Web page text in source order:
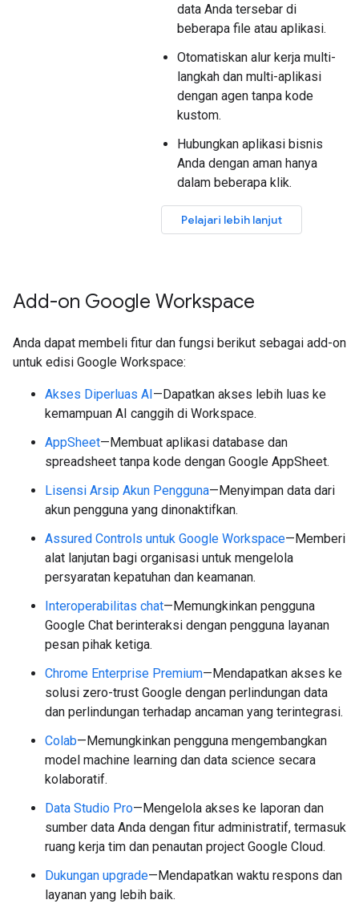
data Anda tersebar di
beberapa file atau aplikasi.
Otomatiskan alur kerja multi-
langkah dan multi-aplikasi
dengan agen tanpa kode
kustom.
Hubungkan aplikasi bisnis
Anda dengan aman hanya
dalam beberapa klik.
Pelajari lebih lanjut
Add-on Google Workspace
Anda dapat membeli fitur dan fungsi berikut sebagai add-on
untuk edisi Google Workspace:
Akses Diperluas AI—Dapatkan akses lebih luas ke
kemampuan AI canggih di Workspace.
AppSheet—Membuat aplikasi database dan
spreadsheet tanpa kode dengan Google AppSheet.
Lisensi Arsip Akun Pengguna—Menyimpan data dari
akun pengguna yang dinonaktifkan.
Assured Controls untuk Google Workspace—Memberi
alat lanjutan bagi organisasi untuk mengelola
persyaratan kepatuhan dan keamanan.
Interoperabilitas chat—Memungkinkan pengguna
Google Chat berinteraksi dengan pengguna layanan
pesan pihak ketiga.
Chrome Enterprise Premium—Mendapatkan akses ke
solusi zero-trust Google dengan perlindungan data
dan perlindungan terhadap ancaman yang terintegrasi.
Colab—Memungkinkan pengguna mengembangkan
model machine learning dan data science secara
kolaboratif.
Data Studio Pro—Mengelola akses ke laporan dan
sumber data Anda dengan fitur administratif, termasuk
ruang kerja tim dan penautan project Google Cloud.
Dukungan upgrade—Mendapatkan waktu respons dan
layanan yang lebih baik.